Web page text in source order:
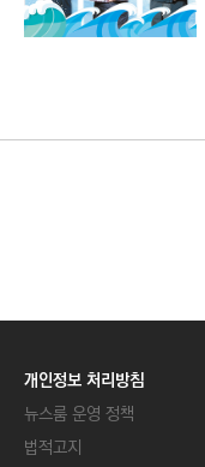
개인정보 처리방침
뉴스룸 운영 정책
법적고지